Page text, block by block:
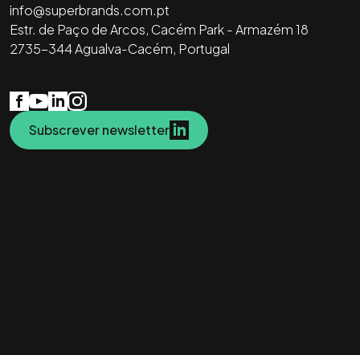
info@superbrands.com.pt
Estr. de Paço de Arcos, Cacém Park - Armazém 18
2735-344 Agualva-Cacém, Portugal
Subscrever newsletter